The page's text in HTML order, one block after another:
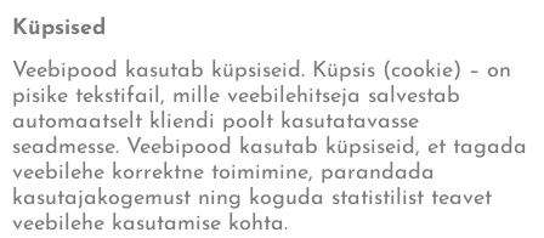
Küpsised
Veebipood kasutab küpsiseid. Küpsis (cookie) – on
pisike tekstifail, mille veebilehitseja salvestab
automaatselt kliendi poolt kasutatavasse
seadmesse. Veebipood kasutab küpsiseid, et tagada
veebilehe korrektne toimimine, parandada
kasutajakogemust ning koguda statistilist teavet
veebilehe kasutamise kohta.